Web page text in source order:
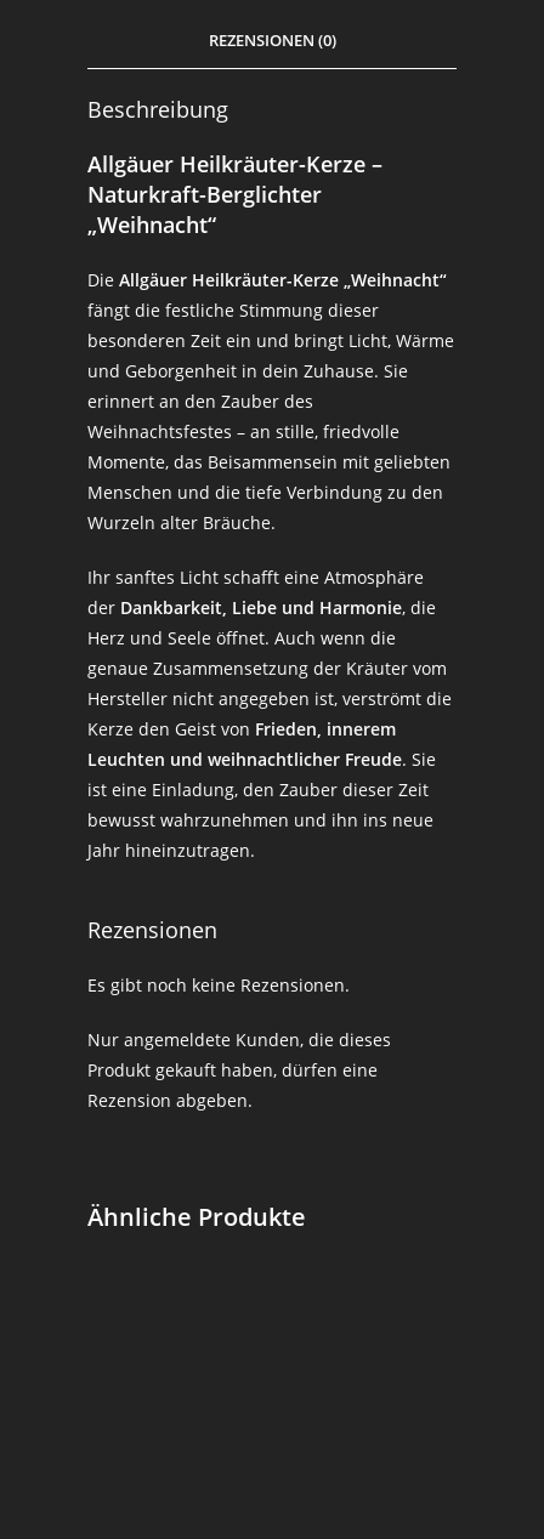
REZENSIONEN (0)
Beschreibung
Allgäuer Heilkräuter-Kerze –
Naturkraft-Berglichter
„Weihnacht“
DieAllgäuer Heilkräuter-Kerze „Weihnacht“
fängt die festliche Stimmung dieser
besonderen Zeit ein und bringt Licht, Wärme
und Geborgenheit in dein Zuhause. Sie
erinnert an den Zauber des
Weihnachtsfestes – an stille, friedvolle
Momente, das Beisammensein mit geliebten
Menschen und die tiefe Verbindung zu den
Wurzeln alter Bräuche.
Ihr sanftes Licht schafft eine Atmosphäre
der Dankbarkeit, Liebe und Harmonie, die
Herz und Seele öffnet. Auch wenn die
genaue Zusammensetzung der Kräuter vom
Hersteller nicht angegeben ist, verströmt die
Kerze den Geist von Frieden, innerem
Leuchten und weihnachtlicher Freude. Sie
ist eine Einladung, den Zauber dieser Zeit
bewusst wahrzunehmen und ihn ins neue
Jahr hineinzutragen.
Rezensionen
Es gibt noch keine Rezensionen.
Nur angemeldete Kunden, die dieses
Produkt gekauft haben, dürfen eine
Rezension abgeben.
Ähnliche Produkte